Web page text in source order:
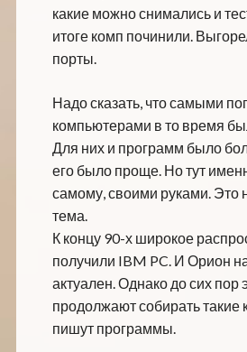
какие можно снимались и
итоге комп починили.
порты.
Надо сказать, что самыми
компьютерами в то время
Для них и программ было
его было проще. Но тут
самому, своими руками. Это
тема.
К концу 90-х широкое
получили IBM PC. И Орион
актуален. Однако до сих пор
продолжают собирать такие
пишут программы.